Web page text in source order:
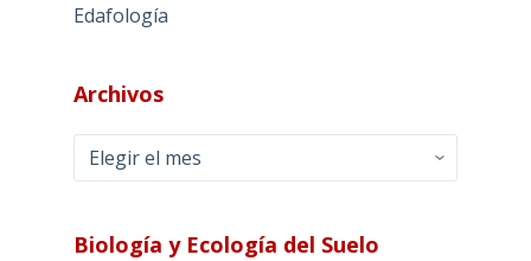
Edafología
Archivos
Archivos
Biología y Ecología del Suelo